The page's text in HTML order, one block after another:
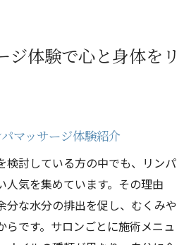
ジ体験で心と身体をリ
マッサージ体験紹介
検討している方の中でも、リンパ
人気を集めています。その理由
分な水分の排出を促し、むくみや
らです。サロンごとに施術メニュ